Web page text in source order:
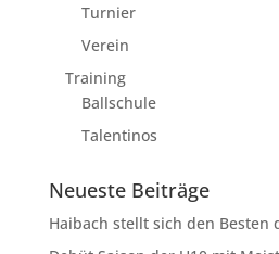
Turnier
Verein
Training
Ballschule
Talentinos
Neueste Beiträge
Haibach stellt sich den Besten